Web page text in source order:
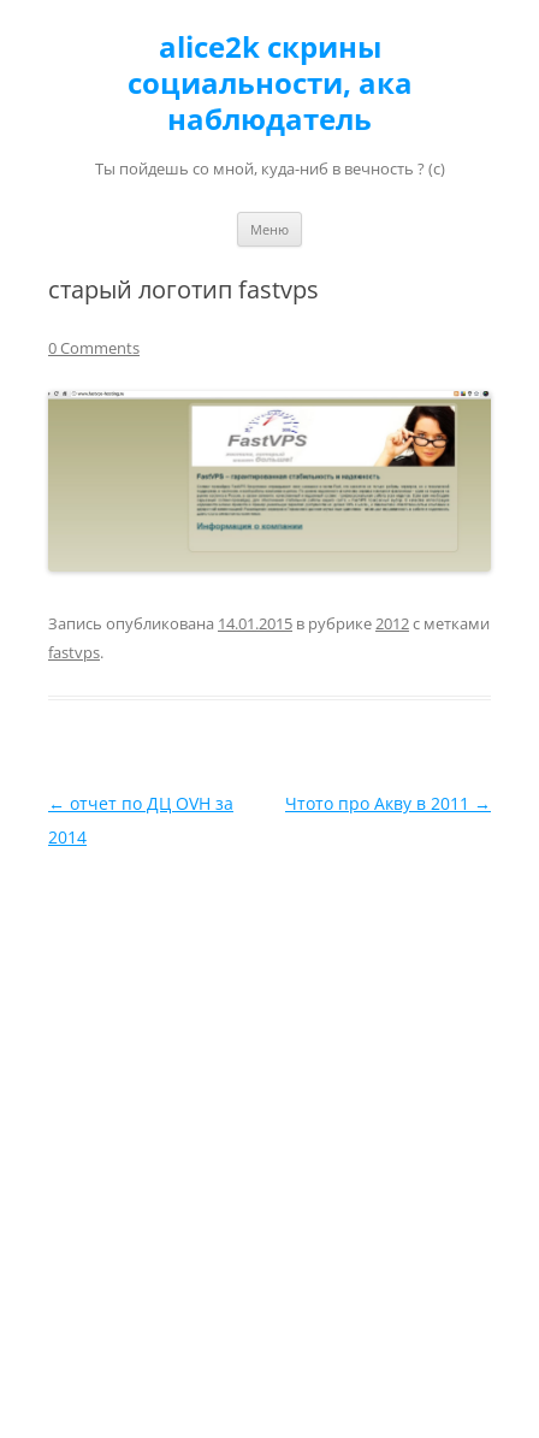
alice2k скрины
социальности, ака
наблюдатель
Ты пойдешь со мной, куда-ниб в вечность ? (с)
Меню
старый логотип fastvps
0 Comments
Запись опубликована 14.01.2015 в рубрике2012с метками
fastvps.
Навигация по записям
← отчет по ДЦ OVH за
2014
Чтото про Акву в 2011 →